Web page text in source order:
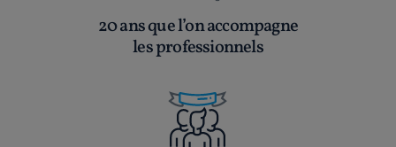
20 ans que l’on accompagne
les professionnels